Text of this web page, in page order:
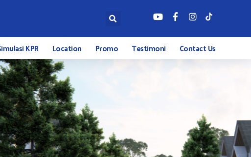
KPR Location Promo Testimoni Contact Us